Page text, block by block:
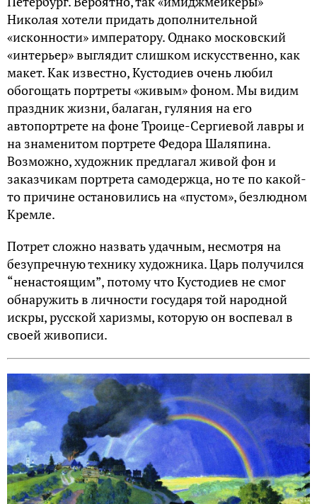
Николая хотели придать дополнительной
«исконности» императору. Однако московский
«интерьер» выглядит слишком искусственно, как
макет. Как известно, Кустодиев очень любил
обогощать портреты «живым» фоном. Мы видим
праздник жизни, балаган, гуляния на его
автопортрете на фоне Троице-Сергиевой лавры и
на знаменитом портрете Федора Шаляпина.
Возможно, художник предлагал живой фон и
заказчикам портрета самодержца, но те по какой-
то причине остановились на «пустом», безлюдном
Кремле.
Потрет сложно назвать удачным, несмотря на
безупречную технику художника. Царь получился
“ненастоящим”, потому что Кустодиев не смог
обнаружить в личности государя той народной
искры, русской харизмы, которую он воспевал в
своей живописи.